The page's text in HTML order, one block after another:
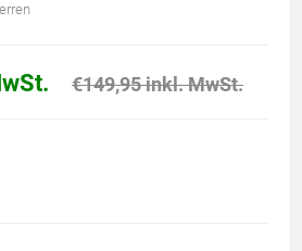
€149,95 inkl. MwSt.